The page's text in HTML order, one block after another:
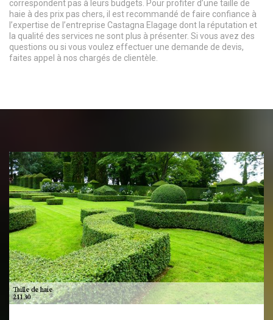
correspondent pas à leurs budgets. Pour profiter d’une taille de
haie à des prix pas chers, il est recommandé de faire confiance à
l’expertise de l’entreprise Castagna Elagage dont la réputation et
la qualité des services ne sont plus à présenter. Si vous avez des
questions ou si vous voulez effectuer une demande de devis,
faites appel à nos chargés de clientèle.